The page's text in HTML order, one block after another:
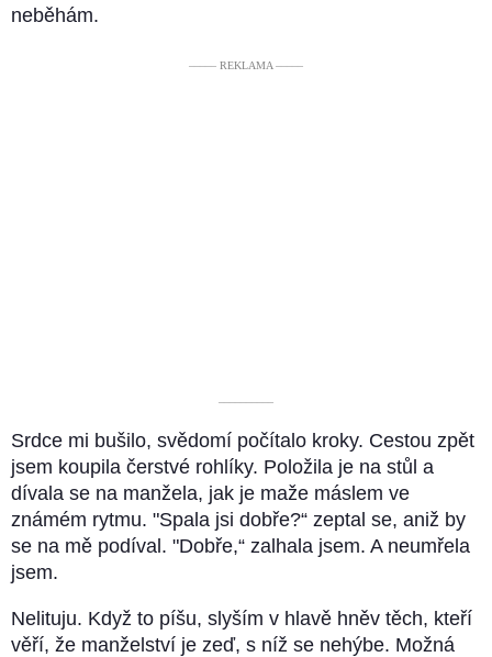
neběhám.
––––– REKLAMA –––––
––––––––––
Srdce mi bušilo, svědomí počítalo kroky. Cestou zpět
jsem koupila čerstvé rohlíky. Položila je na stůl a
dívala se na manžela, jak je maže máslem ve
známém rytmu. "Spala jsi dobře?“ zeptal se, aniž by
se na mě podíval. "Dobře,“ zalhala jsem. A neumřela
jsem.
Nelituju. Když to píšu, slyším v hlavě hněv těch, kteří
věří, že manželství je zeď, s níž se nehýbe. Možná